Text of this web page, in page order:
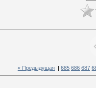
« Предыдущая 685 686 687